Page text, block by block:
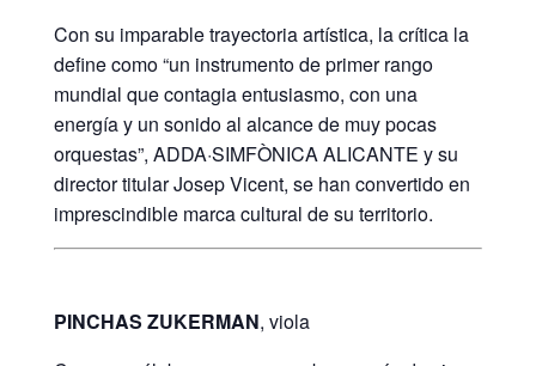
Con su imparable trayectoria artística, la crítica la
define como “un instrumento de primer rango
mundial que contagia entusiasmo, con una
energía y un sonido al alcance de muy pocas
orquestas”, ADDA·SIMFÒNICA ALICANTE y su
director titular Josep Vicent, se han convertido en
imprescindible marca cultural de su territorio.
PINCHAS ZUKERMAN, viola